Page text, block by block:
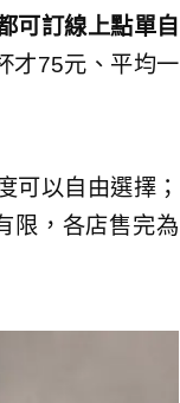
可訂線上點單自
才75元、平均一
可以自由選擇；
限，各店售完為